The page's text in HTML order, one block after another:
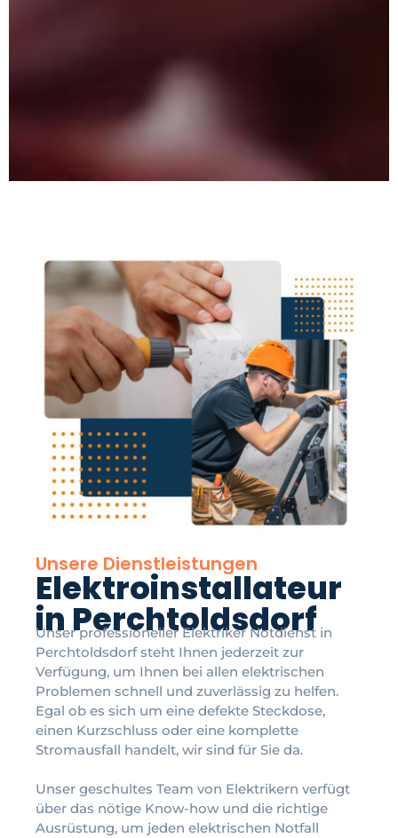
Unsere Dienstleistungen
Elektroinstallateur
in Perchtoldsdorf
Unser professioneller Elektriker Notdienst in
Perchtoldsdorf steht Ihnen jederzeit zur
Verfügung, um Ihnen bei allen elektrischen
Problemen schnell und zuverlässig zu helfen.
Egal ob es sich um eine defekte Steckdose,
einen Kurzschluss oder eine komplette
Stromausfall handelt, wir sind für Sie da.
Unser geschultes Team von Elektrikern verfügt
über das nötige Know-how und die richtige
Ausrüstung, um jeden elektrischen Notfall